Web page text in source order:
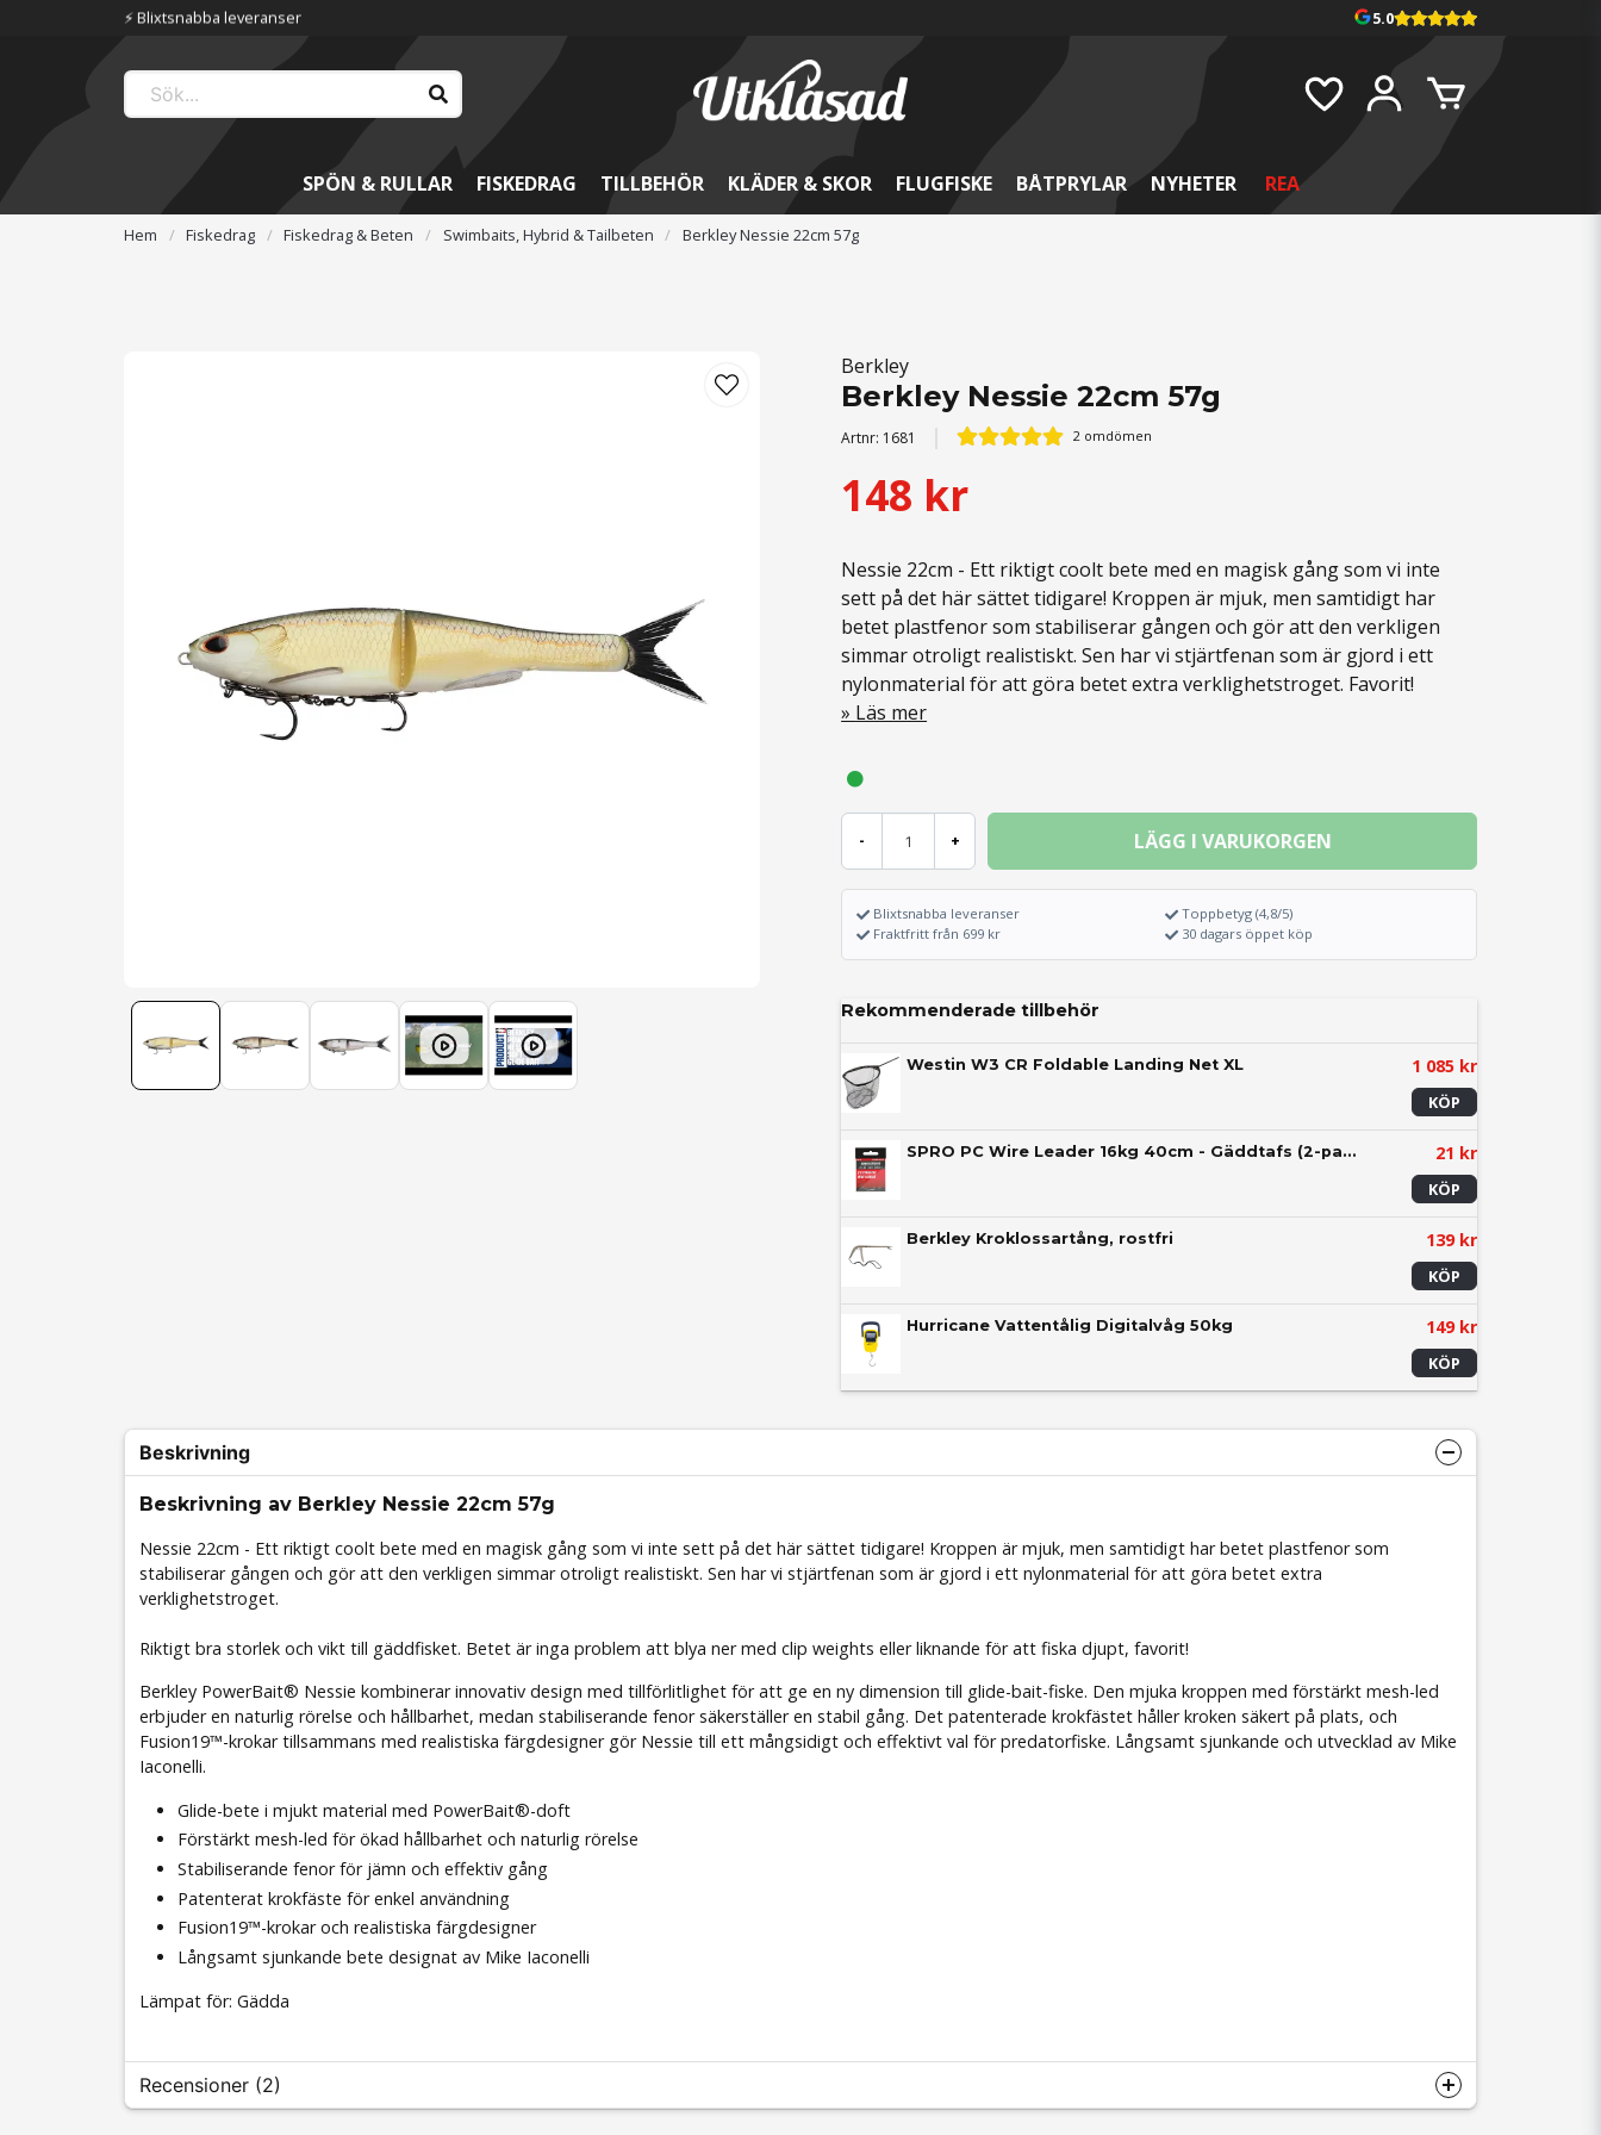
📦 Fraktfritt över 699 kr 5.0
SPÖN & RULLAR FISKEDRAG TILLBEHÖR KLÄDER & SKOR FLUGFISKE BÅTPRYLAR NYHETER REA
Hem Fiskedrag Fiskedrag & Beten Swimbaits, Hybrid & Tailbeten Berkley Nessie 22cm 57g
Berkley
Berkley Nessie 22cm 57g
Artnr: 1681 2 omdömen
148 kr
Nessie 22cm - Ett riktigt coolt bete med en magisk gång som vi inte
sett på det här sättet tidigare! Kroppen är mjuk, men samtidigt har
betet plastfenor som stabiliserar gången och gör att den verkligen
simmar otroligt realistiskt. Sen har vi stjärtfenan som är gjord i ett
nylonmaterial för att göra betet extra verklighetstroget. Favorit!
Läs mer
- + LÄGG I VARUKORGEN
Blixtsnabba leveranser
Fraktfritt från 699 kr
Toppbetyg (4,8/5)
30 dagars öppet köp
Rekommenderade tillbehör
Westin W3 CR Foldable Landing Net XL 1 085 kr
KÖP
SPRO PC Wire Leader 16kg 40cm - Gäddtafs (2-pack) 21 kr
KÖP
Berkley Kroklossartång, rostfri 139 kr
KÖP
Hurricane Vattentålig Digitalvåg 50kg 149 kr
KÖP
Beskrivning
Beskrivning av Berkley Nessie 22cm 57g
Nessie 22cm - Ett riktigt coolt bete med en magisk gång som vi inte sett på det här sättet tidigare! Kroppen är mjuk, men samtidigt har betet plastfenor som
stabiliserar gången och gör att den verkligen simmar otroligt realistiskt. Sen har vi stjärtfenan som är gjord i ett nylonmaterial för att göra betet extra
verklighetstroget.
Riktigt bra storlek och vikt till gäddfisket. Betet är inga problem att blya ner med clip weights eller liknande för att fiska djupt, favorit!
Berkley PowerBait® Nessie kombinerar innovativ design med tillförlitlighet för att ge en ny dimension till glide-bait-fiske. Den mjuka kroppen med förstärkt mesh-led
erbjuder en naturlig rörelse och hållbarhet, medan stabiliserande fenor säkerställer en stabil gång. Det patenterade krokfästet håller kroken säkert på plats, och
Fusion19™-krokar tillsammans med realistiska färgdesigner gör Nessie till ett mångsidigt och effektivt val för predatorfiske. Långsamt sjunkande och utvecklad av Mike
Iaconelli.
Glide-bete i mjukt material med PowerBait®-doft
Förstärkt mesh-led för ökad hållbarhet och naturlig rörelse
Stabiliserande fenor för jämn och effektiv gång
Patenterat krokfäste för enkel användning
Fusion19™-krokar och realistiska färgdesigner
Långsamt sjunkande bete designat av Mike Iaconelli
Lämpat för: Gädda
Recensioner (2)